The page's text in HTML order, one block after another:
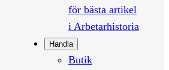
för bästa artikel
i Arbetarhistoria
Handla
Butik